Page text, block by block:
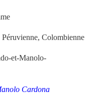
Colombienne
Cardona